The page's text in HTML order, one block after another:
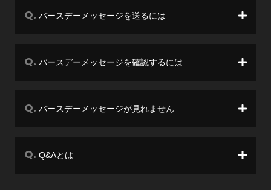
バースデーメッセージを送るには
バースデーメッセージを確認するには
バースデーメッセージが見れません
Q&Aとは